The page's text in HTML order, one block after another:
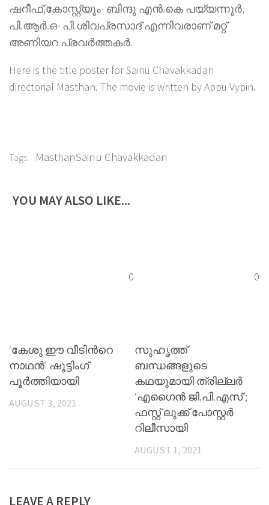
ഷറീഫ്,കോസ്റ്റ്യൂം- ബിന്ദു എൻ.കെ പയ്യന്നൂർ,
പി.ആർ.ഒ- പി.ശിവപ്രസാദ് എന്നിവരാണ് മറ്റ്
അണിയറ പ്രവർത്തകർ.
Here is the title poster for Sainu Chavakkadan
directorial Masthan. The movie is written by Appu Vypin.
Tags: MasthanSainu Chavakkadan
YOU MAY ALSO LIKE...
0
‘കേശു ഈ വീടിന്‍റെ
നാഥന്‍’ ഷൂട്ടിംഗ്
പൂര്‍ത്തിയായി
AUGUST 3, 2021
0
സുഹൃത്ത്‌
ബന്ധങ്ങളുടെ
കഥയുമായി ത്രില്ലർ
‘എഗൈൻ ജി.പി.എസ്’;
ഫസ്റ്റ് ലുക്ക് പോസ്റ്റർ
റിലീസായി
AUGUST 1, 2021
LEAVE A REPLY